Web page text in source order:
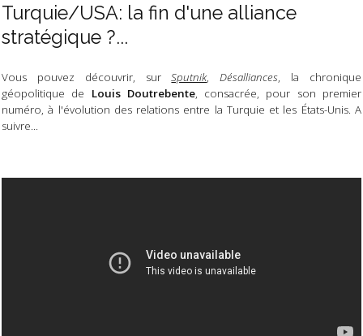
Turquie/USA: la fin d'une alliance
stratégique ?...
Vous pouvez découvrir, surSputnik,Désalliances, la chronique
géopolitique de Louis Doutrebente, consacrée, pour son premier
numéro, à l'évolution des relations entre la Turquie et les États-Unis. A
suivre...